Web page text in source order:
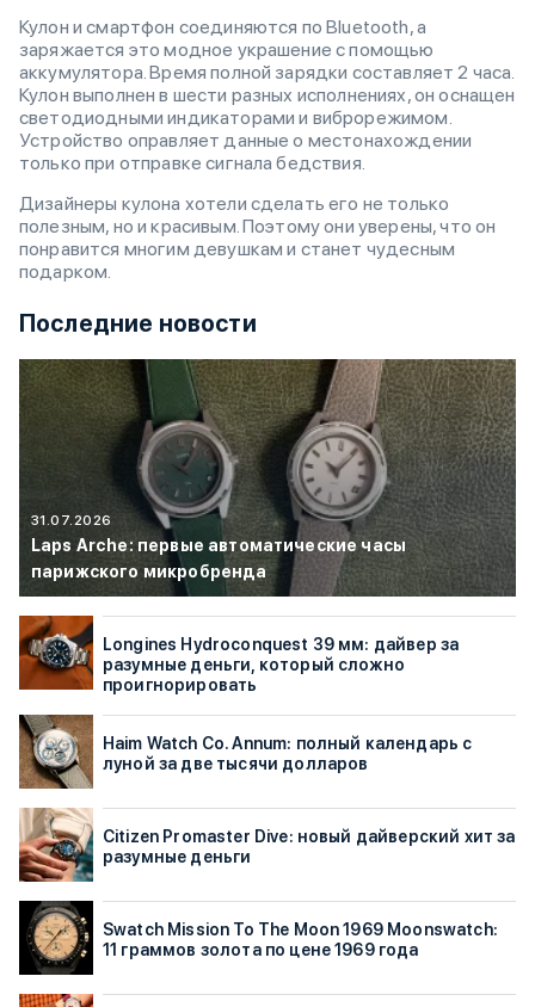
Кулон и смартфон соединяются по Bluetooth, а
заряжается это модное украшение с помощью
аккумулятора. Время полной зарядки составляет 2 часа.
Кулон выполнен в шести разных исполнениях, он оснащен
светодиодными индикаторами и виброрежимом.
Устройство оправляет данные о местонахождении
только при отправке сигнала бедствия.
Дизайнеры кулона хотели сделать его не только
полезным, но и красивым. Поэтому они уверены, что он
понравится многим девушкам и станет чудесным
подарком.
Последние новости
31.07.2026
Laps Arche: первые автоматические часы
парижского микробренда
Longines Hydroconquest 39 мм: дайвер за
разумные деньги, который сложно
проигнорировать
Haim Watch Co. Annum: полный календарь с
луной за две тысячи долларов
Citizen Promaster Dive: новый дайверский хит за
разумные деньги
Swatch Mission To The Moon 1969 Moonswatch:
11 граммов золота по цене 1969 года